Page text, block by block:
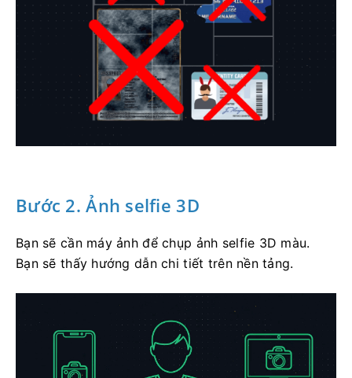
Bước 2. Ảnh selfie 3D
Bạn sẽ cần máy ảnh để chụp ảnh selfie 3D màu.
Bạn sẽ thấy hướng dẫn chi tiết trên nền tảng.